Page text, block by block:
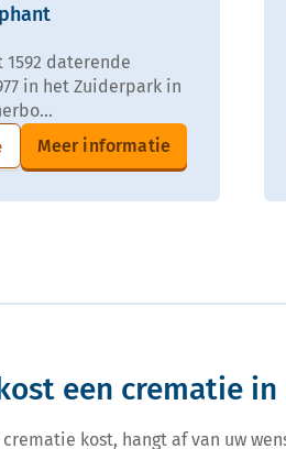
daterende
in het Zuiderpark in
Meer informatie
een crematie in
crematie kost, hangt af van uw